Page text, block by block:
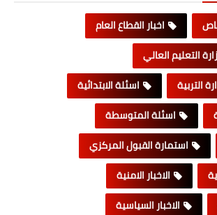
اخبار القطاع العام
التعليم العالي
التربية
اسئلة الابتدائية
اسئلة المتوسطة
استمارة القبول المركزي
الاخبار الامنية
الاخبار السياسية